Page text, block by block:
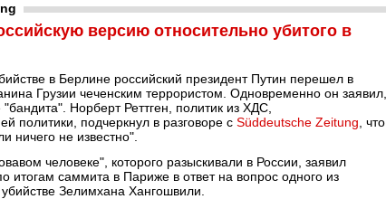
версию относительно убитого в
в Берлине российский президент Путин перешел в
Грузии чеченским террористом. Одновременно он заявил,
Норберт Реттген, политик из ХДС,
политики, подчеркнул в разговоре с Süddeutsche Zeitung , что
ничего не известно".
человеке", которого разыскивали в России, заявил
саммита в Париже в ответ на вопрос одного из
Зелимхана Хангошвили.